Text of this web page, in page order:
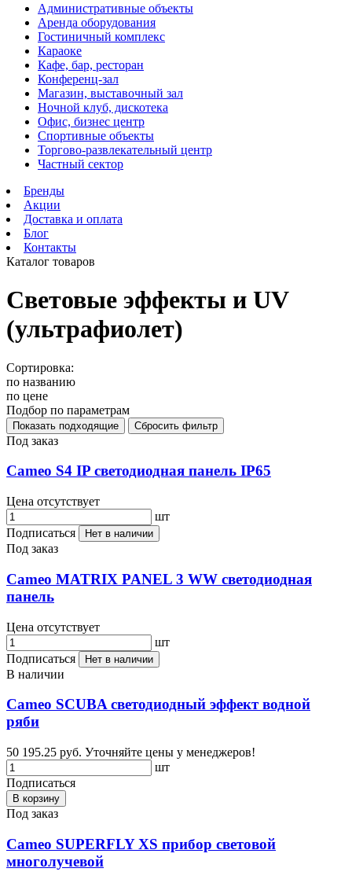
Административные объекты
Аренда оборудования
Гостиничный комплекс
Караоке
Кафе, бар, ресторан
Конференц-зал
Магазин, выставочный зал
Ночной клуб, дискотека
Офис, бизнес центр
Спортивные объекты
Торгово-развлекательный центр
Частный сектор
Бренды
Акции
Доставка и оплата
Блог
Контакты
Каталог товаров
Световые эффекты и UV
(ультрафиолет)
Сортировка:
по названию
по цене
Подбор по параметрам
Под заказ
Cameo S4 IP светодиодная панель IP65
Цена отсутствует
шт
Подписаться
Нет в наличии
Под заказ
Cameo MATRIX PANEL 3 WW светодиодная
панель
Цена отсутствует
шт
Подписаться
Нет в наличии
В наличии
Cameo SCUBA светодиодный эффект водной
ряби
50 195.25 руб. Уточняйте цены у менеджеров!
шт
Подписаться
В корзину
Под заказ
Cameo SUPERFLY XS прибор световой
многолучевой